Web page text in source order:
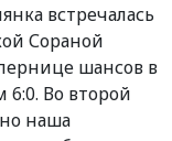
встречалась
Сораной
шансов в
6:0. Во второй
наша